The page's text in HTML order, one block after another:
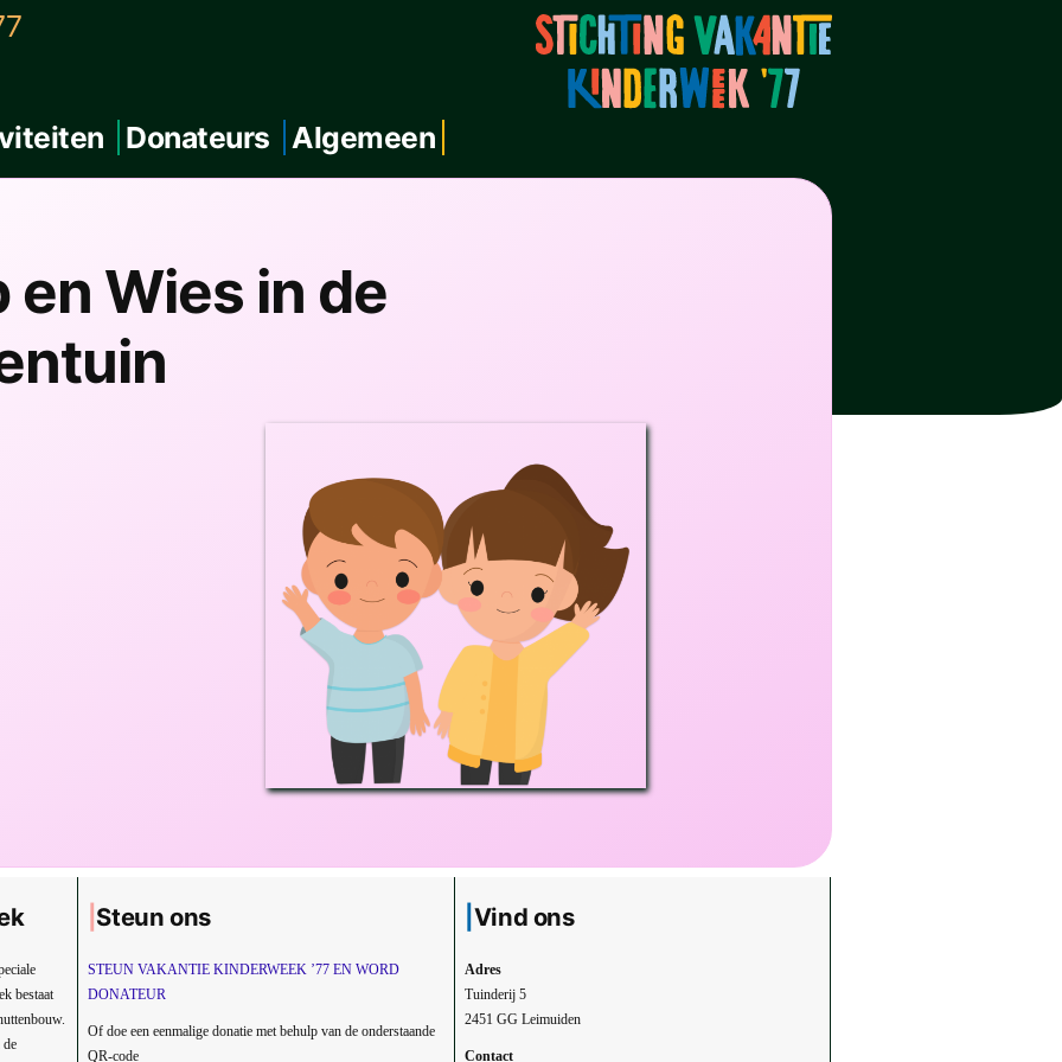
Donateurs Algemeen
en Wies in de
bestaat
de
Steun ons
STEUN VAKANTIE KINDERWEEK ’77 EN WORD
DONATEUR
Of doe een eenmalige donatie met behulp van de onderstaande
QR-code
Vind ons
Adres
Tuinderij 5
2451 GG Leimuiden
Contact